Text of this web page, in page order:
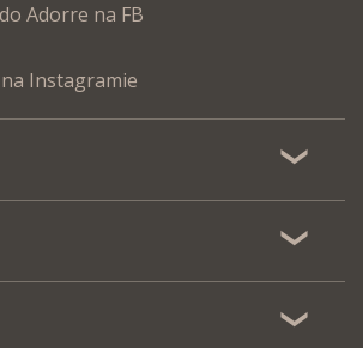
Adorre na FB
Instagramie